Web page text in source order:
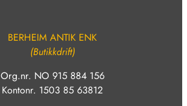
BERHEIM ANTIK ENK
(Butikkdrift)
Org.nr. NO 915 884 156
Kontonr. 1503 85 63812